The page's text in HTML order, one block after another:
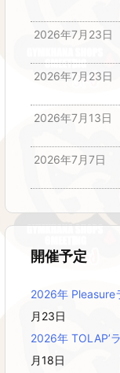
2026年7月23日
2026年7月23日
2026年7月13日
2026年7月7日
開催予定
2026年 Pleasure
月23日
2026年 TOLAP’
月18日